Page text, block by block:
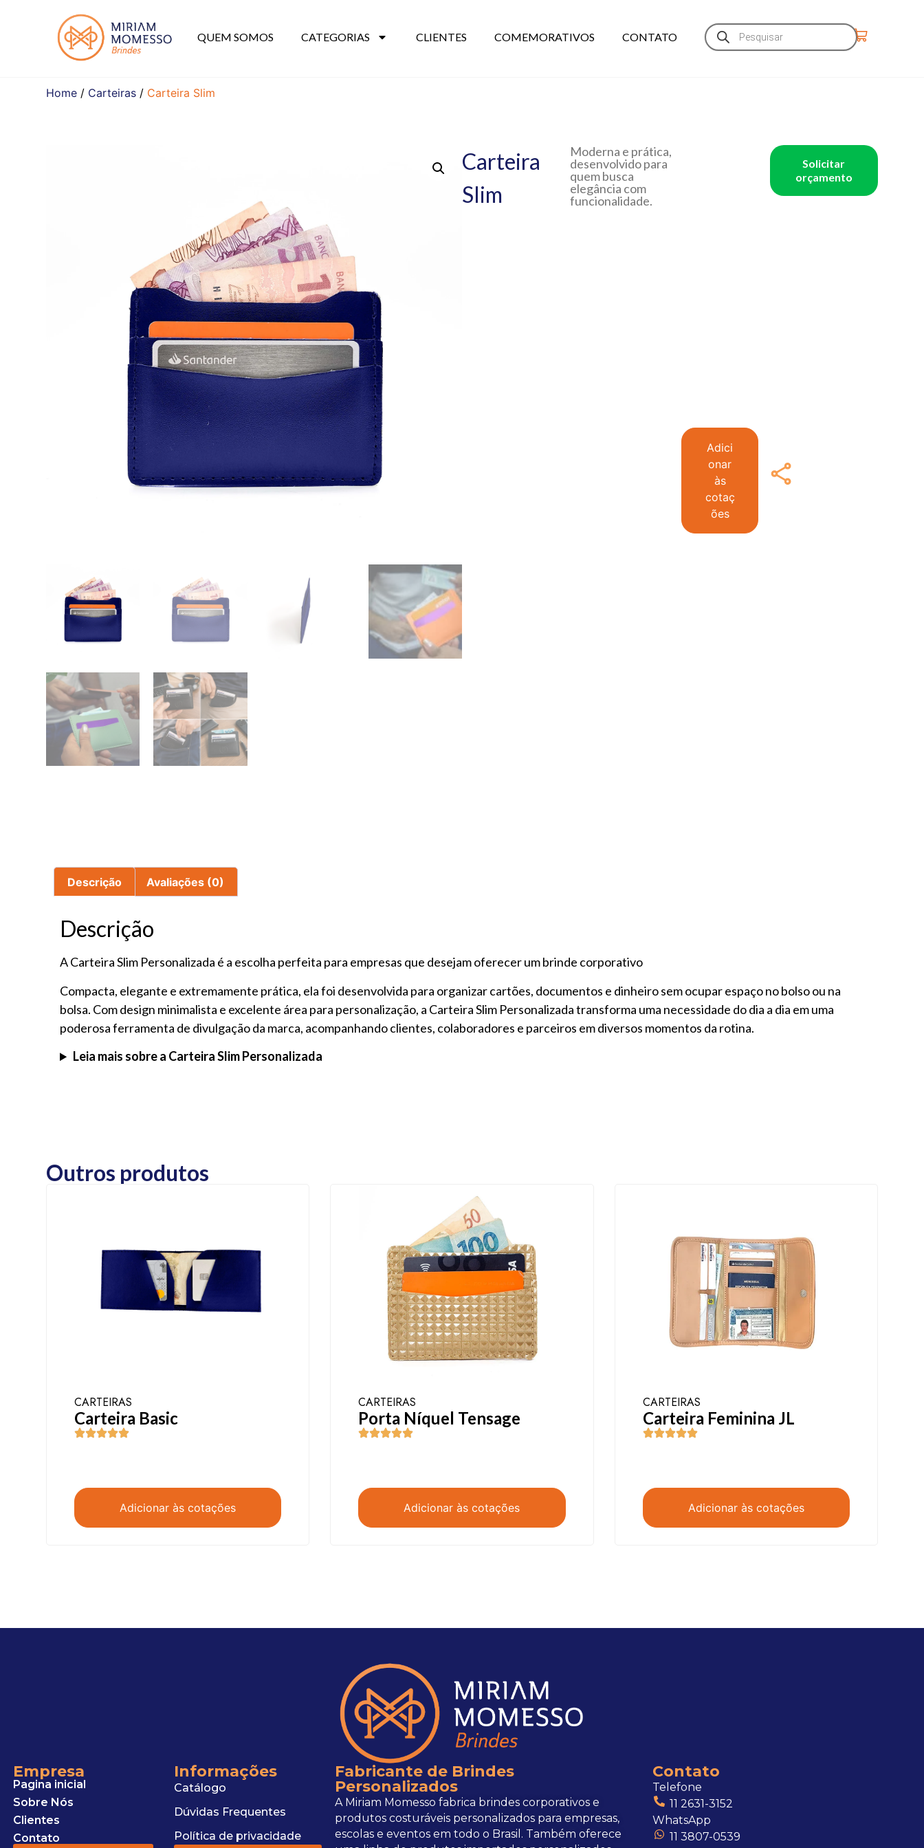
QUEM SOMOS CATEGORIAS CLIENTES COMEMORATIVOS CONTATO
Home / Carteiras / Carteira Slim
Carteira
Slim
Moderna e prática,
desenvolvido para
quem busca
elegância com
funcionalidade.
Adici
onar
às
cotaç
ões
Solicitar
orçamento
Descrição Avaliações (0)
Descrição
A Carteira Slim Personalizada é a escolha perfeita para empresas que desejam oferecer um brinde corporativo
Compacta, elegante e extremamente prática, ela foi desenvolvida para organizar cartões, documentos e dinheiro sem ocupar espaço no bolso ou na
bolsa. Com design minimalista e excelente área para personalização, a Carteira Slim Personalizada transforma uma necessidade do dia a dia em uma
poderosa ferramenta de divulgação da marca, acompanhando clientes, colaboradores e parceiros em diversos momentos da rotina.
Leia mais sobre a Carteira Slim Personalizada
Outros produtos
CARTEIRAS
Carteira Basic
Adicionar às cotações
CARTEIRAS
Porta Níquel Tensage
Adicionar às cotações
CARTEIRAS
Carteira Feminina JL
Adicionar às cotações
Empresa
Pagina inicial
Sobre Nós
Clientes
Contato
Informações
Catálogo
Dúvidas Frequentes
Política de privacidade
Fabricante de Brindes
Personalizados
A Miriam Momesso fabrica brindes corporativos e
produtos costuráveis personalizados para empresas,
escolas e eventos em todo o Brasil. Também oferece
Contato
Telefone
11 2631-3152
WhatsApp
11 3807-0539